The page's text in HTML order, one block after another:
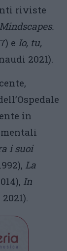
riviste
Mindscapes.
e Io, tu,
2021).
in
i suoi
La
In